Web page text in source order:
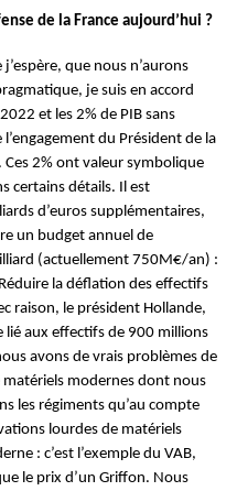
de la France aujourd’hui ?
que nous n’aurons
je suis en accord
et les 2% de PIB sans
du Président de la
Ces 2% ont valeur symbolique
certains détails. Il est
d’euros supplémentaires,
un budget annuel de
(actuellement 750M€/an) :
la déflation des effectifs
raison, le président Hollande,
aux effectifs de 900 millions
avons de vrais problèmes de
modernes dont nous
les régiments qu’au compte
lourdes de matériels
: c’est l’exemple du VAB,
le prix d’un Griffon. Nous